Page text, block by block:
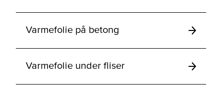
Varmefolie på betong
Varmefolie under fliser